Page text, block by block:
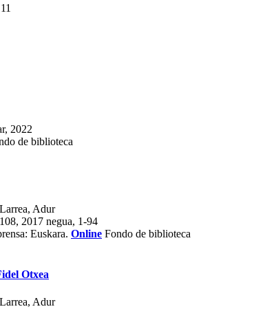
11
2022
de biblioteca
Adur
2017 negua, 1-94
Euskara. Online Fondo de biblioteca
Otxea
Adur